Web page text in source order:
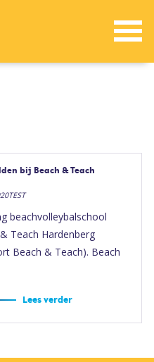
bij Beach & Teach
beachvolleybalschool
Teach Hardenberg
Beach & Teach). Beach
Lees verder